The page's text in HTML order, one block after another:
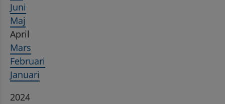
Juni
Maj
April
Mars
Februari
Januari
2024